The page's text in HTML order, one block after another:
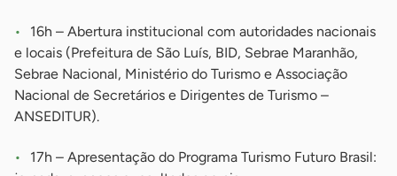
16h – Abertura institucional com autoridades nacionais
e locais (Prefeitura de São Luís, BID, Sebrae Maranhão,
Sebrae Nacional, Ministério do Turismo e Associação
Nacional de Secretários e Dirigentes de Turismo –
ANSEDITUR).
17h – Apresentação do Programa Turismo Futuro Brasil: